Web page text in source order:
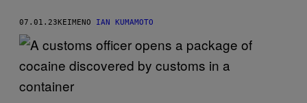
07.01.23 ΚΕΊΜΕΝΟ IAN KUMAMOTO